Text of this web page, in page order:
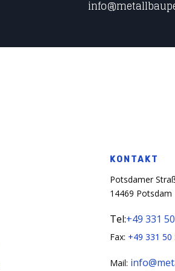
KONTAKT
Potsdamer
14469 Potsdam
Tel:+49 331
Fax: +49 331 50
Mail: